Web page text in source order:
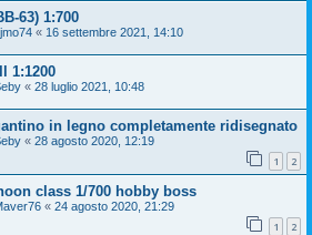
63) 1:700
« 16 settembre 2021, 14:10
1:1200
« 28 luglio 2021, 10:48
in legno completamente ridisegnato
« 28 agosto 2020, 12:19
1 2
class 1/700 hobby boss
« 24 agosto 2020, 21:29
1 2